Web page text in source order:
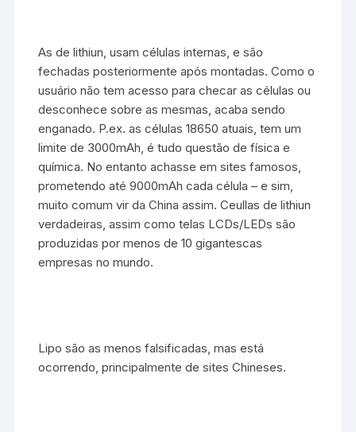
As de lithiun, usam células internas, e são
fechadas posteriormente após montadas. Como o
usuário não tem acesso para checar as células ou
desconhece sobre as mesmas, acaba sendo
enganado. P.ex. as células 18650 atuais, tem um
limite de 3000mAh, é tudo questão de física e
química. No entanto achasse em sites famosos,
prometendo até 9000mAh cada célula – e sim,
muito comum vir da China assim. Ceullas de lithiun
verdadeiras, assim como telas LCDs/LEDs são
produzidas por menos de 10 gigantescas
empresas no mundo.
Lipo são as menos falsificadas, mas está
ocorrendo, principalmente de sites Chineses.